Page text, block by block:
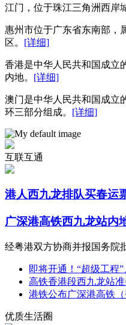
江门，位于珠江三角洲西岸
惠州市位于广东省东南部，
区。 [详细]
香港是中华人民共和国成立
内地。 [详细]
澳门是中华人民共和国成立
环三部分组成。 [详细]
互联互通
港人西九龙排队买春运
广深港高铁西九龙站内
经粤港双方协商并报国务院
即将开通！“超级工程
高铁香港段西九龙站
港铁公布广深港高铁
优质生活圈